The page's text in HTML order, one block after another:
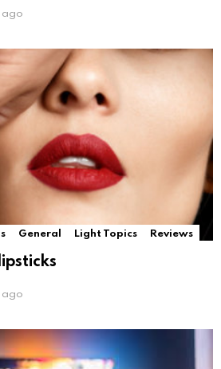
ago
General Light Topics Reviews
ago